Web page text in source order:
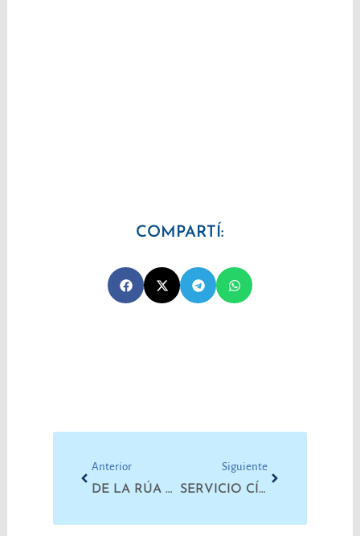
COMPARTÍ:
Anterior
DE LA RÚA Y EL PUEBLO
Siguiente
SERVICIO CÍVICO VOLUNTARIO: UN RETROCESO PARA LA DEMOCRACIA